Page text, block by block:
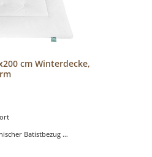
cm Winterdecke,
Batistbezug